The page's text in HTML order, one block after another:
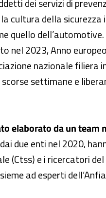
dei servizi di
cultura della
quello
nel 2023, Anno
nazionale
settimane e
elaborato da un
due enti nel 2020,
(Ctss) e i ricercatori
ad esperti